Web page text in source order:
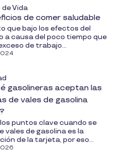
Vida
de comer saludable
que bajo los efectos del
a causa del poco tiempo que
de trabajo...
gasolineras aceptan las
de vales de gasolina
puntos clave cuando se
vales de gasolina es la
de la tarjeta, por eso...